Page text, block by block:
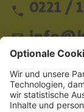
0221 /
Schnellzugriff